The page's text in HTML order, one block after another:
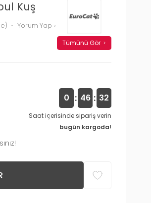
Kuş
Yorum Yap
Tümünü Gör
0 : 46 : 31
Saat içerisinde sipariş verin
bugün kargoda!